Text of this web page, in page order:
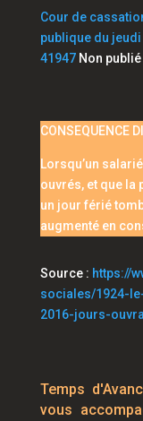
Cour de
publique du
41947Non publié
​CONSEQUENCE
Lorsqu’un
ouvrés, et que la
un jour férié
augmenté en
Source : https://
sociales/1924-
2016-jours-
Temps
vous